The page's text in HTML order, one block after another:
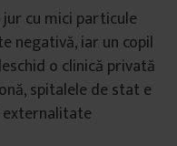
cu mici particule
negativă, iar un copil
o clinică privată
spitalele de stat e